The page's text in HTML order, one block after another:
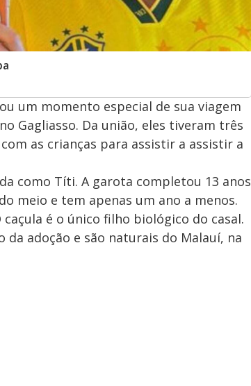
um momento especial de sua viagem
Gagliasso. Da união, eles tiveram três
as crianças para assistir a assistir a
como Títi. A garota completou 13 anos
meio e tem apenas um ano a menos.
é o único filho biológico do casal.
adoção e são naturais do Malauí, na